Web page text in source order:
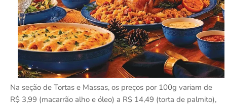
Na seção de Tortas e Massas, os preços por 100g variam de
R$ 3,99 (macarrão alho e óleo) a R$ 14,49 (torta de palmito),